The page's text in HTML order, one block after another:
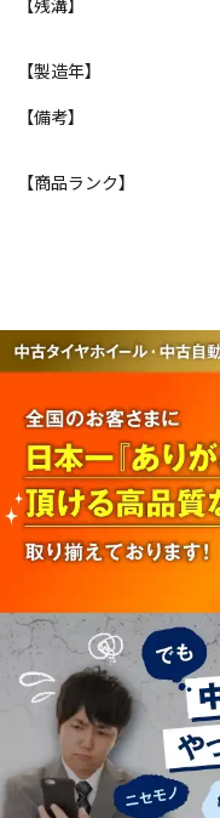
【残溝】
【製造年】
【備考】
【商品ランク】